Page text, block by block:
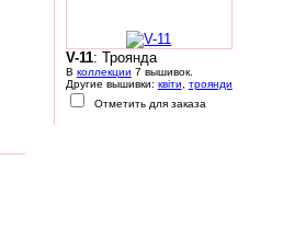
V-11: Троянда
В коллекции 7 вышивок.
Другие вышивки: квіти, троянди
Отметить для заказа